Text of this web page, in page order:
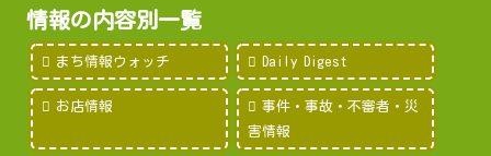
情報の内容別一覧
まち情報ウォッチ Daily Digest
お店情報
事件・事故・不審者・災
害情報